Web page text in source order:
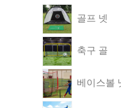
골프 넷
축구 골
베이스볼